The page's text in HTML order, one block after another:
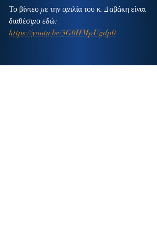
Το βίντεο με την ομιλία του κ. Δαβάκη είναι
διαθέσιμο εδώ:
https://youtu.be/5G0HMpUgdp0
https://youtu.be/5G0HMpUgdp0